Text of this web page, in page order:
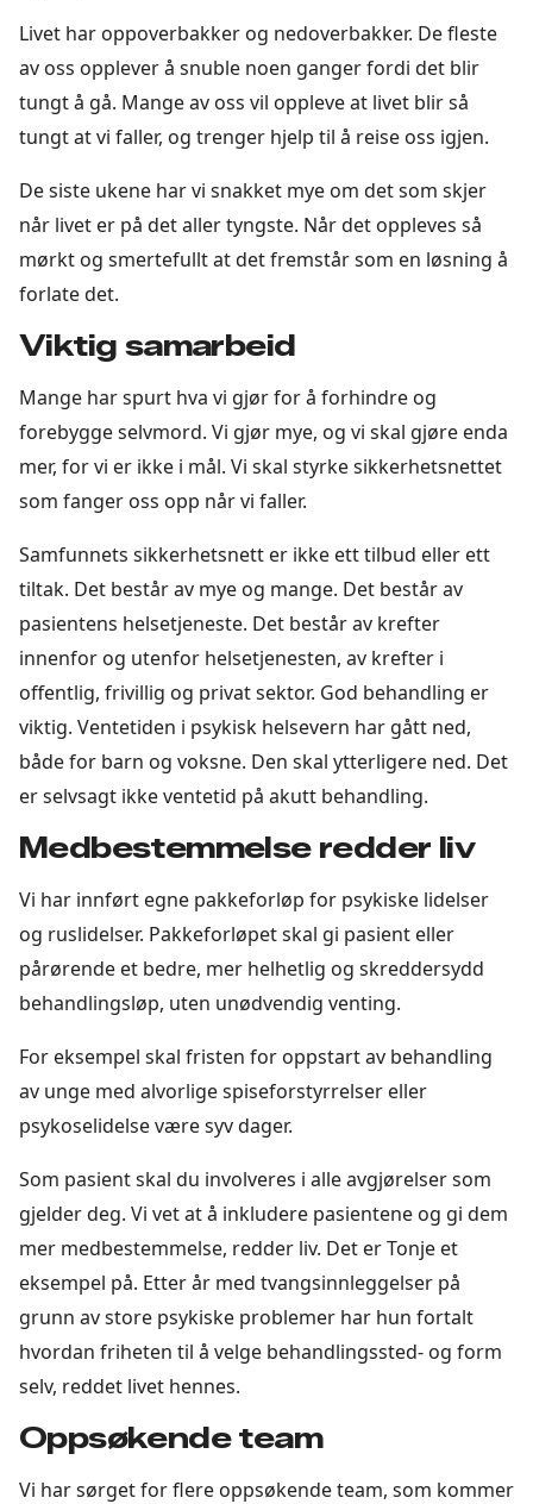
Livet har oppoverbakker og nedoverbakker. De fleste
av oss opplever å snuble noen ganger fordi det blir
tungt å gå. Mange av oss vil oppleve at livet blir så
tungt at vi faller, og trenger hjelp til å reise oss igjen.
De siste ukene har vi snakket mye om det som skjer
når livet er på det aller tyngste. Når det oppleves så
mørkt og smertefullt at det fremstår som en løsning å
forlate det.
Viktig samarbeid
Mange har spurt hva vi gjør for å forhindre og
forebygge selvmord. Vi gjør mye, og vi skal gjøre enda
mer, for vi er ikke i mål. Vi skal styrke sikkerhetsnettet
som fanger oss opp når vi faller.
Samfunnets sikkerhetsnett er ikke ett tilbud eller ett
tiltak. Det består av mye og mange. Det består av
pasientens helsetjeneste. Det består av krefter
innenfor og utenfor helsetjenesten, av krefter i
offentlig, frivillig og privat sektor. God behandling er
viktig. Ventetiden i psykisk helsevern har gått ned,
både for barn og voksne. Den skal ytterligere ned. Det
er selvsagt ikke ventetid på akutt behandling.
Medbestemmelse redder liv
Vi har innført egne pakkeforløp for psykiske lidelser
og ruslidelser. Pakkeforløpet skal gi pasient eller
pårørende et bedre, mer helhetlig og skreddersydd
behandlingsløp, uten unødvendig venting.
For eksempel skal fristen for oppstart av behandling
av unge med alvorlige spiseforstyrrelser eller
psykoselidelse være syv dager.
Som pasient skal du involveres i alle avgjørelser som
gjelder deg. Vi vet at å inkludere pasientene og gi dem
mer medbestemmelse, redder liv. Det er Tonje et
eksempel på. Etter år med tvangsinnleggelser på
grunn av store psykiske problemer har hun fortalt
hvordan friheten til å velge behandlingssted- og form
selv, reddet livet hennes.
Oppsøkende team
Vi har sørget for flere oppsøkende team, som kommer